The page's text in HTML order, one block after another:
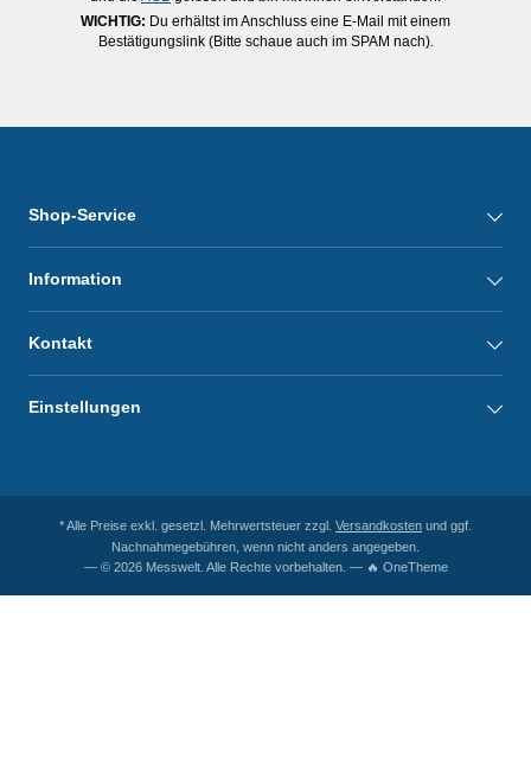
WICHTIG: Du erhältst im Anschluss eine E-Mail mit einem
Bestätigungslink (Bitte schaue auch im SPAM nach).
Shop-Service
Information
Kontakt
Einstellungen
* Alle Preise exkl. gesetzl. Mehrwertsteuer zzgl. Versandkosten und ggf.
Nachnahmegebühren, wenn nicht anders angegeben.
— © 2026 Messwelt. Alle Rechte vorbehalten. — 🔥 OneTheme